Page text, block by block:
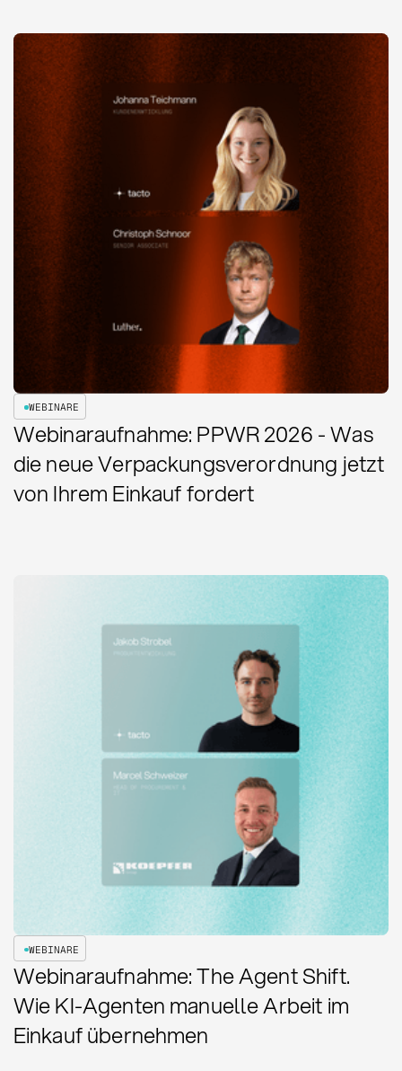
WEBINARE
Webinaraufnahme: PPWR 2026 - Was
die neue Verpackungsverordnung jetzt
von Ihrem Einkauf fordert
WEBINARE
Webinaraufnahme: The Agent Shift.
Wie KI-Agenten manuelle Arbeit im
Einkauf übernehmen